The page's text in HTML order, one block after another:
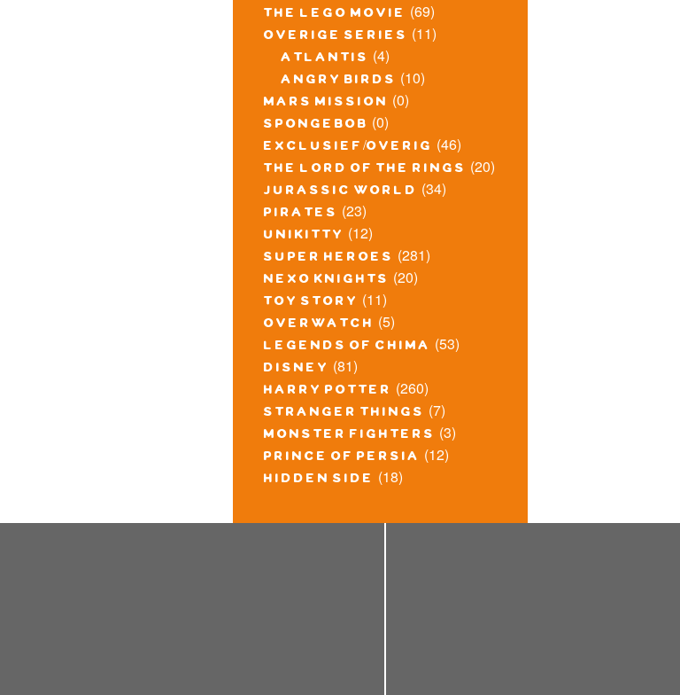
the lego movie (69)
overige series (11)
atlantis (4)
angry birds (10)
mars mission (0)
spongebob (0)
exclusief/overig (46)
the lord of the rings (20)
jurassic world (34)
pirates (23)
unikitty (12)
super heroes (281)
nexo knights (20)
toy story (11)
overwatch (5)
legends of chima (53)
disney (81)
harry potter (260)
stranger things (7)
monster fighters (3)
prince of persia (12)
hidden side (18)